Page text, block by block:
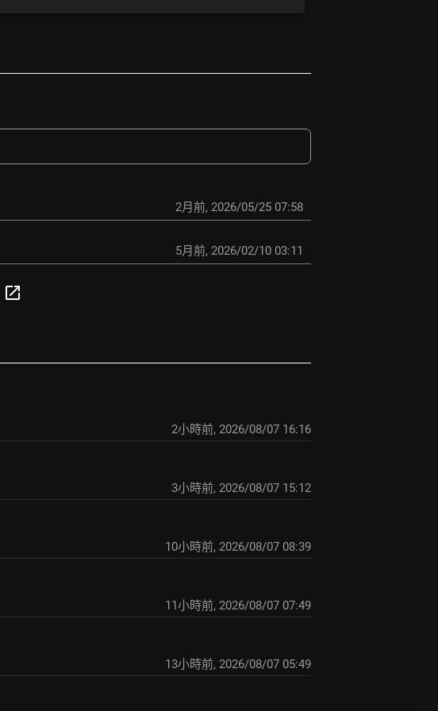
2月前, 2026/05/25 07:58
5月前, 2026/02/10 03:11
open_in_new
2小時前, 2026/08/07 16:16
3小時前, 2026/08/07 15:12
10小時前, 2026/08/07 08:39
11小時前, 2026/08/07 07:49
13小時前, 2026/08/07 05:49